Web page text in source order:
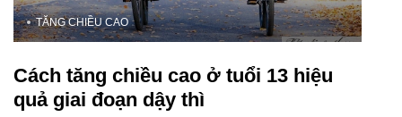
TĂNG CHIỀU CAO
Cách tăng chiều cao ở tuổi 13 hiệu
quả giai đoạn dậy thì